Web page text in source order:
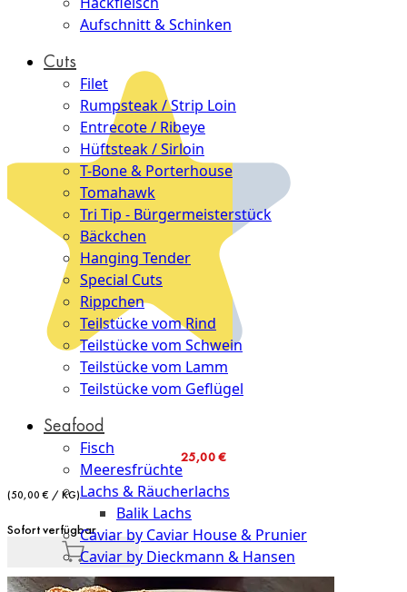
Aufschnitt & Schinken
Cuts
Filet
Rumpsteak / Strip Loin
Entrecote / Ribeye
Hüftsteak / Sirloin
T-Bone & Porterhouse
Tomahawk
Tri Tip - Bürgermeisterstück
Bäckchen
Hanging Tender
Special Cuts
Rippchen
Teilstücke vom Rind
Teilstücke vom Schwein
Teilstücke vom Lamm
Teilstücke vom Geflügel
Seafood
Fisch
Meeresfrüchte
Lachs & Räucherlachs
Balik Lachs
Caviar by Caviar House & Prunier
Caviar by Dieckmann & Hansen
25,00 €
(50,00 € / KG)
Sofort verfügbar